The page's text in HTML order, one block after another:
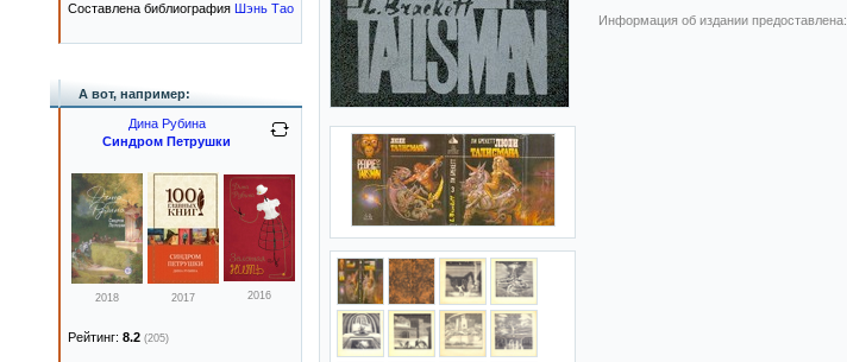
Информация об издании предоставлена:
Составлена библиография Шэнь Тао
А вот, например:
Дина Рубина
Синдром Петрушки
2018 2017 2016
Рейтинг: 8.2 (205)